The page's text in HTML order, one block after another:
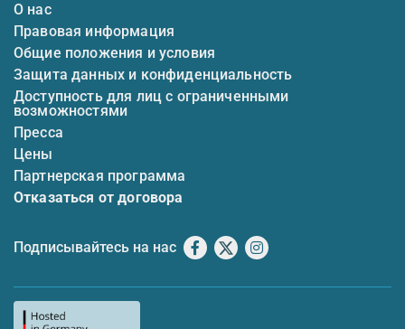
О нас
Правовая информация
Общие положения и условия
Защита данных и конфиденциальность
Доступность для лиц с ограниченными
возможностями
Пресса
Цены
Партнерская программа
Отказаться от договора
Подписывайтесь на нас Facebook
X Instagram